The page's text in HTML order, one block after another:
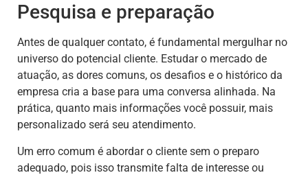
Pesquisa e preparação
Antes de qualquer contato, é fundamental mergulhar no
universo do potencial cliente. Estudar o mercado de
atuação, as dores comuns, os desafios e o histórico da
empresa cria a base para uma conversa alinhada. Na
prática, quanto mais informações você possuir, mais
personalizado será seu atendimento.
Um erro comum é abordar o cliente sem o preparo
adequado, pois isso transmite falta de interesse ou